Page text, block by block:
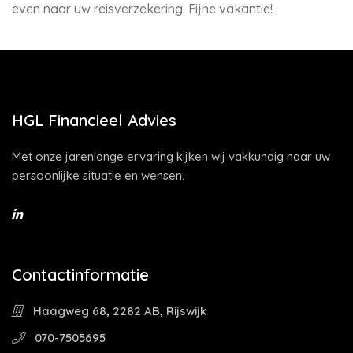
even naar uw reisverzekering. Fijne vakantie!
HGL Financieel Advies
Met onze jarenlange ervaring kijken wij vakkundig naar uw
persoonlijke situatie en wensen.
Contactinformatie
Haagweg 68, 2282 AB, Rijswijk
070-7505695